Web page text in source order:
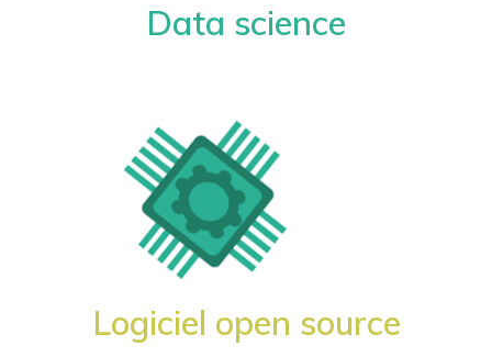
Data science
Logiciel open source